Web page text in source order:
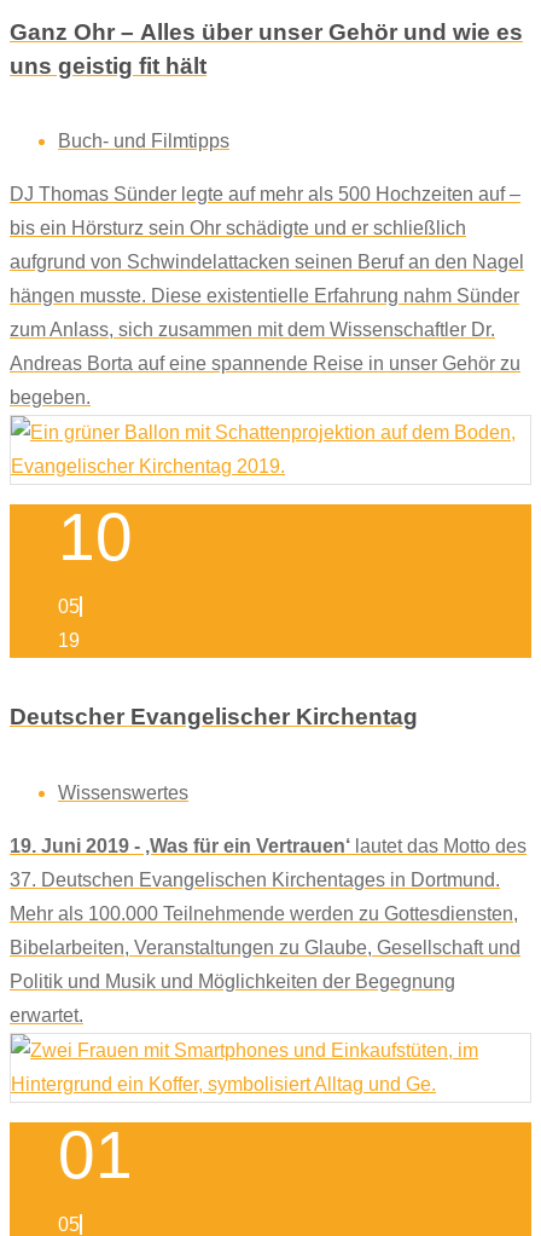
Ganz Ohr – Alles über unser Gehör und wie es
uns geistig fit hält
Buch- und Filmtipps
DJ Thomas Sünder legte auf mehr als 500 Hochzeiten auf –
bis ein Hörsturz sein Ohr schädigte und er schließlich
aufgrund von Schwindelattacken seinen Beruf an den Nagel
hängen musste. Diese existentielle Erfahrung nahm Sünder
zum Anlass, sich zusammen mit dem Wissenschaftler Dr.
Andreas Borta auf eine spannende Reise in unser Gehör zu
begeben.
10
05
19
Deutscher Evangelischer Kirchentag
Wissenswertes
19. Juni 2019 - ‚Was für ein Vertrauen‘ lautet das Motto des
37. Deutschen Evangelischen Kirchentages in Dortmund.
Mehr als 100.000 Teilnehmende werden zu Gottesdiensten,
Bibelarbeiten, Veranstaltungen zu Glaube, Gesellschaft und
Politik und Musik und Möglichkeiten der Begegnung
erwartet.
01
05